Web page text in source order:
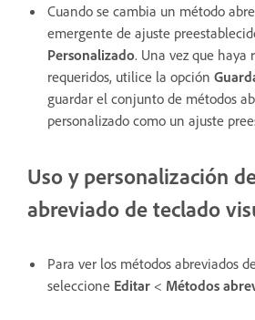
Cuando se cambia un método
emergente de ajuste
Personalizado. Una vez que haya
requeridos, utilice la opción
guardar el conjunto de métodos
personalizado como un ajuste
Uso y personalización
abreviado de teclado
Para ver los métodos abreviados
seleccione Editar < Métodos